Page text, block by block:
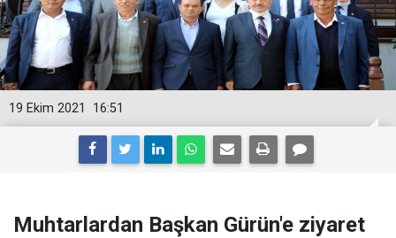
16:51
19 Ekim 2021
Muhtarlardan Başkan Gürün'e ziyaret